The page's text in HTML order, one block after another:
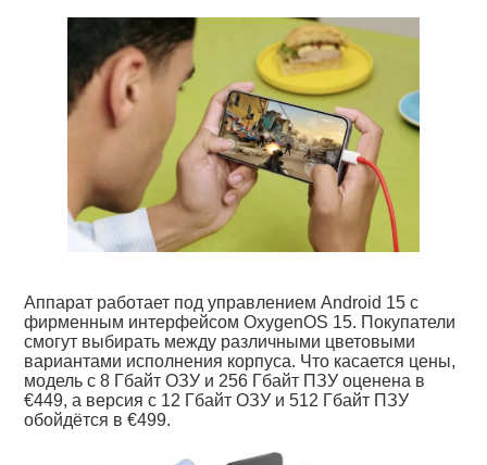
Аппарат работает под управлением Android 15 с
фирменным интерфейсом OxygenOS 15. Покупатели
смогут выбирать между различными цветовыми
вариантами исполнения корпуса. Что касается цены,
модель с 8 Гбайт ОЗУ и 256 Гбайт ПЗУ оценена в
€449, а версия с 12 Гбайт ОЗУ и 512 Гбайт ПЗУ
обойдётся в €499.